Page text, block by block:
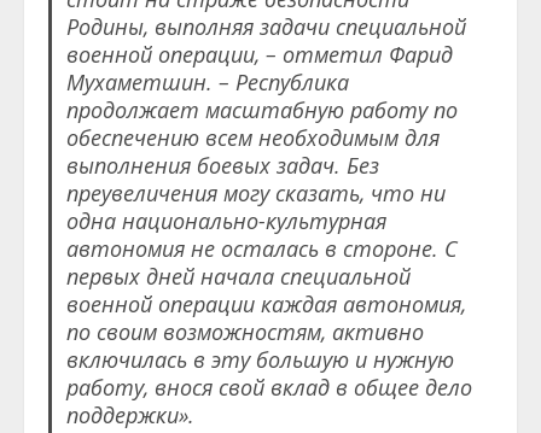
Родины, выполняя задачи специальной
военной операции, – отметил Фарид
Мухаметшин. – Республика
продолжает масштабную работу по
обеспечению всем необходимым для
выполнения боевых задач. Без
преувеличения могу сказать, что ни
одна национально-культурная
автономия не осталась в стороне. С
первых дней начала специальной
военной операции каждая автономия,
по своим возможностям, активно
включилась в эту большую и нужную
работу, внося свой вклад в общее дело
поддержки».